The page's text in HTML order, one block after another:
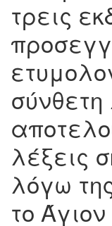
τρεις
σύνθετη
λέξεις
λόγω
το